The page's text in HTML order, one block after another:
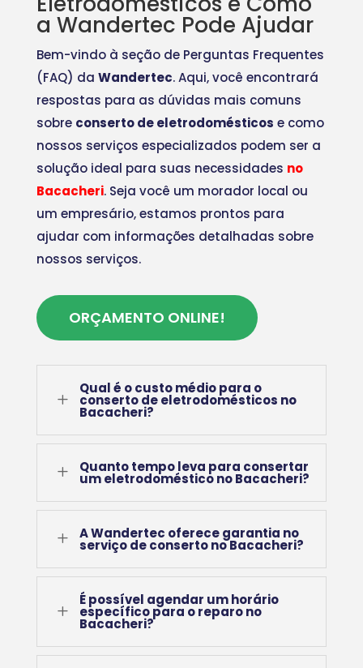
a Wandertec Pode Ajudar
Bem-vindo à seção de Perguntas Frequentes
(FAQ) da Wandertec. Aqui, você encontrará
respostas para as dúvidas mais comuns
sobre conserto de eletrodomésticos e como
nossos serviços especializados podem ser a
solução ideal para suas necessidades no
Bacacheri. Seja você um morador local ou
um empresário, estamos prontos para
ajudar com informações detalhadas sobre
nossos serviços.
ORÇAMENTO ONLINE!
L
Qual é o custo médio para o
conserto de eletrodomésticos no
Bacacheri?
L Quanto tempo leva para consertar
um eletrodoméstico no Bacacheri?
L A Wandertec oferece garantia no
serviço de conserto no Bacacheri?
L
É possível agendar um horário
específico para o reparo no
Bacacheri?